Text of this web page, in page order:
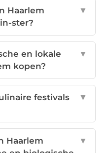
Haarlem
ster?
▼
en lokale
kopen?
▼
festivals
▼
Haarlem
▼